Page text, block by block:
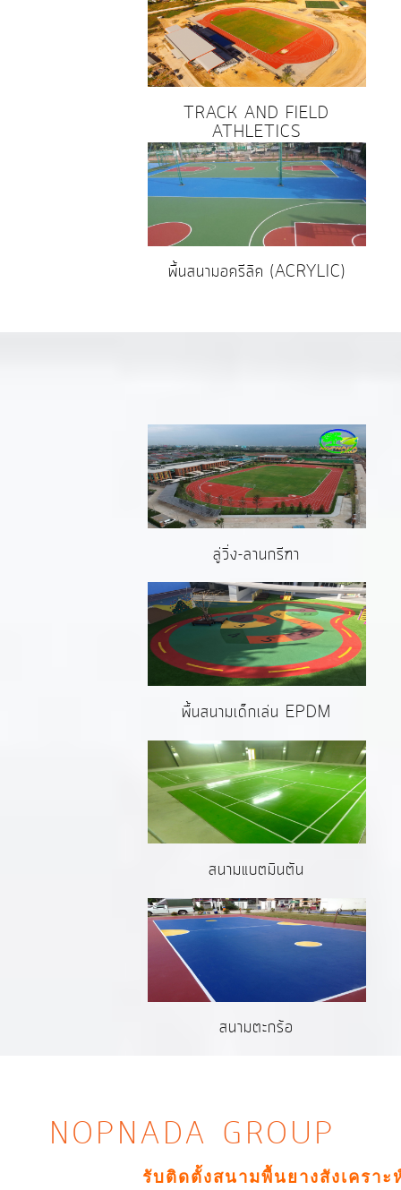
TRACK AND FIELD
ATHLETICS
พื้นสนามอครีลิค (ACRYLIC)
ลู่วิ่ง-ลานกรีฑา
พื้นสนามเด็กเล่น EPDM
สนามแบตมินตัน
สนามตะกร้อ
NOPNADA GROUP
รับติดตั้งสนามพื้นยางสังเครา